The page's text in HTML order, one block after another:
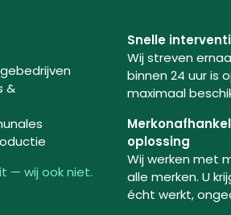
&
— wij ook niet.
Snelle
Wij streven
binnen 24 uur is
maximaal
oplossing
Wij werken met
alle merken. U
écht werkt,